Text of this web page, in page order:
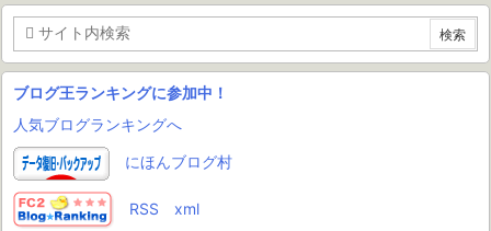
ブログ王ランキングに参加中！
人気ブログランキングへ
にほんブログ村
RSS xml